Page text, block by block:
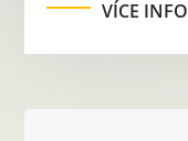
VÍCE INFO